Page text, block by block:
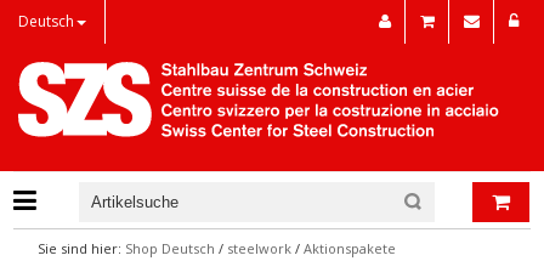
Deutsch
Sie sind hier: Shop Deutsch / steelwork / Aktionspakete